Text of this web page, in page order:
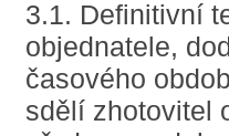
3.1. Definitivní
objednatele,
časového
sdělí zhotovitel